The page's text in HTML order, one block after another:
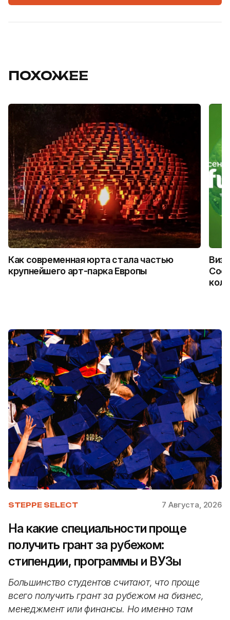
ПОХОЖЕЕ
Как современная юрта стала частью
крупнейшего арт-парка Европы
STEPPE SELECT 7 Августа, 2026
На какие специальности проще
получить грант за рубежом:
стипендии, программы и ВУЗы
Большинство студентов считают, что проще
всего получить грант за рубежом на бизнес,
менеджмент или финансы. Но именно там